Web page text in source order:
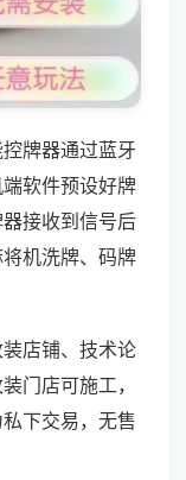
牌器通过蓝牙
软件预设好牌
接收到信号后
机洗牌、码牌
店铺、技术论
门店可施工，
下交易，无售